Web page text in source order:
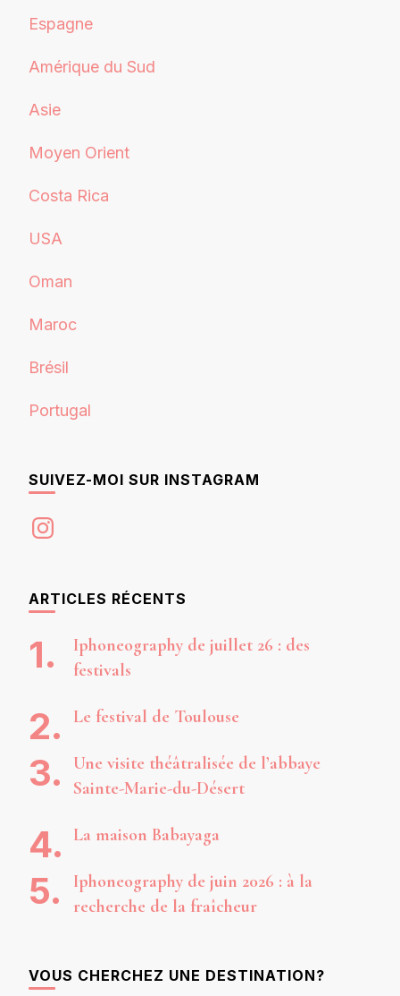
Espagne
Amérique du Sud
Asie
Moyen Orient
Costa Rica
USA
Oman
Maroc
Brésil
Portugal
SUIVEZ-MOI SUR INSTAGRAM
Instagram
ARTICLES RÉCENTS
Iphoneography de juillet 26 : des
festivals
Le festival de Toulouse
Une visite théâtralisée de l’abbaye
Sainte-Marie-du-Désert
La maison Babayaga
Iphoneography de juin 2026 : à la
recherche de la fraîcheur
VOUS CHERCHEZ UNE DESTINATION?